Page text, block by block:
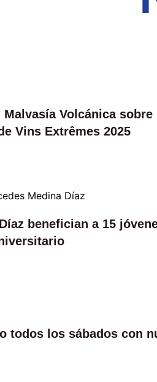
Malvasía Volcánica
Vins Extrêmes 2025
benefician a 15
todos los sábados con